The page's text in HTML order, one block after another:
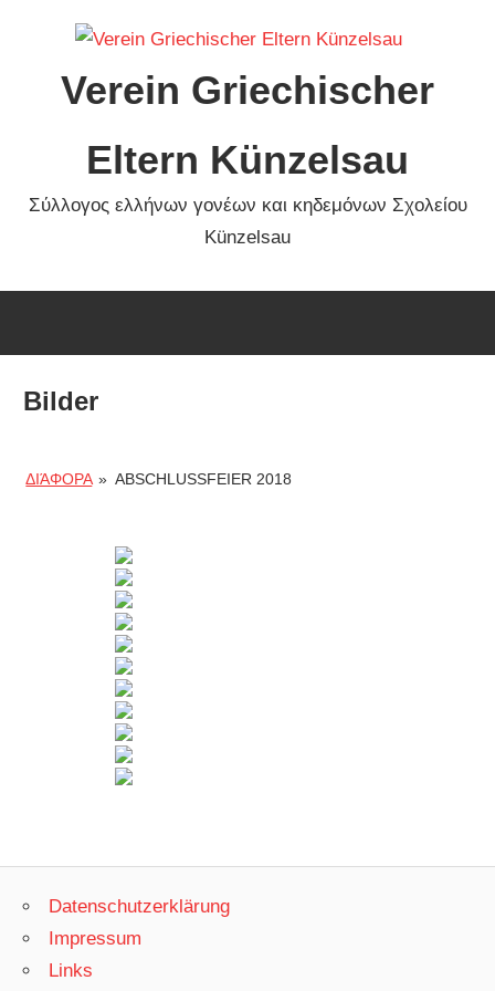
springenVerein Griechischer
Eltern Künzelsau
Σύλλογος ελλήνων γονέων και κηδεμόνων Σχολείου
Künzelsau
Bilder
ΔΙΆΦΟΡΑ » ABSCHLUSSFEIER 2018
Datenschutzerklärung
Impressum
Links